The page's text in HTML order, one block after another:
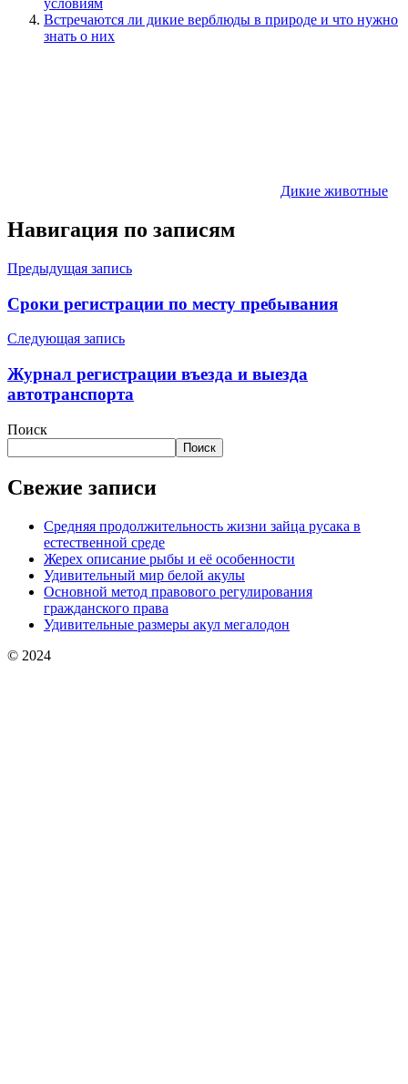
условиям
Встречаются ли дикие верблюды в природе и что нужно
знать о них
Дикие животные
Навигация по записям
Предыдущая запись
Сроки регистрации по месту пребывания
Следующая запись
Журнал регистрации въезда и выезда
автотранспорта
Поиск
Поиск
Свежие записи
Средняя продолжительность жизни зайца русака в
естественной среде
Жерех описание рыбы и её особенности
Удивительный мир белой акулы
Основной метод правового регулирования
гражданского права
Удивительные размеры акул мегалодон
© 2024